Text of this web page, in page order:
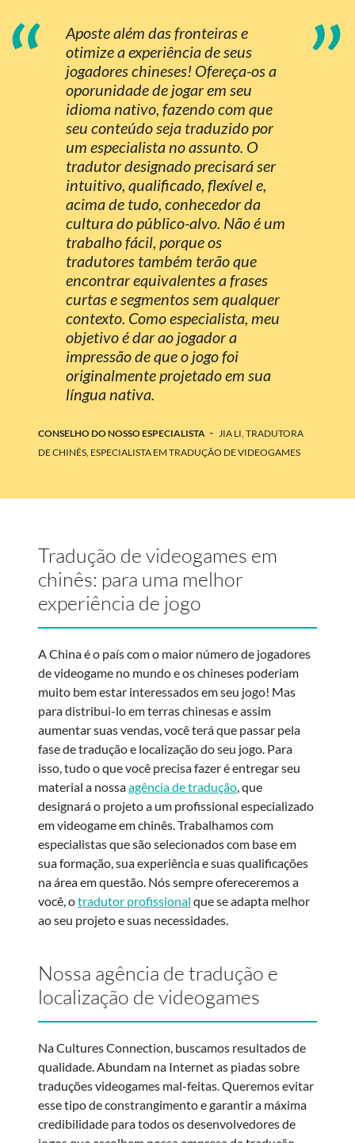
“
Aposte além das fronteiras e
otimize a experiência de seus
jogadores chineses! Ofereça-os a
oporunidade de jogar em seu
idioma nativo, fazendo com que
seu conteúdo seja traduzido por
um especialista no assunto. O
tradutor designado precisará ser
intuitivo, qualificado, flexível e,
acima de tudo, conhecedor da
cultura do público-alvo. Não é um
trabalho fácil, porque os
tradutores também terão que
encontrar equivalentes a frases
curtas e segmentos sem qualquer
contexto. Como especialista, meu
objetivo é dar ao jogador a
impressão de que o jogo foi
originalmente projetado em sua
língua nativa.
”
CONSELHO DO NOSSO ESPECIALISTA - JIA LI, TRADUTORA
DE CHINÊS, ESPECIALISTA EM TRADUÇÃO DE VIDEOGAMES
Tradução de videogames em
chinês: para uma melhor
experiência de jogo
A China é o país com o maior número de jogadores
de videogame no mundo e os chineses poderiam
muito bem estar interessados em seu jogo! Mas
para distribui-lo em terras chinesas e assim
aumentar suas vendas, você terá que passar pela
fase de tradução e localização do seu jogo. Para
isso, tudo o que você precisa fazer é entregar seu
material a nossaagência de tradução , que
designará o projeto a um profissional especializado
em videogame em chinês. Trabalhamos com
especialistas que são selecionados com base em
sua formação, sua experiência e suas qualificações
na área em questão. Nós sempre ofereceremos a
você, otradutor profissional que se adapta melhor
ao seu projeto e suas necessidades.
Nossa agência de tradução e
localização de videogames
Na Cultures Connection, buscamos resultados de
qualidade. Abundam na Internet as piadas sobre
traduções videogames mal-feitas. Queremos evitar
esse tipo de constrangimento e garantir a máxima
credibilidade para todos os desenvolvedores de